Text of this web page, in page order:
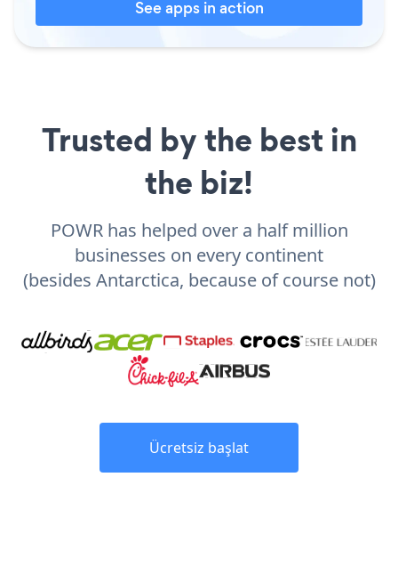
See apps in action
Trusted by the best in
the biz!
POWR has helped over a half million
businesses on every continent
(besides Antarctica, because of course not)
Ücretsiz başlat